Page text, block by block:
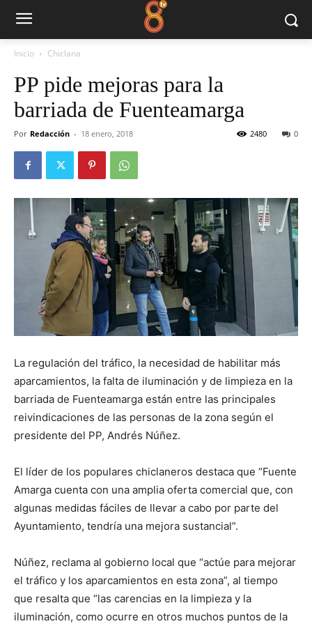
Inicio Chiclana
PP pide mejoras para la
barriada de Fuenteamarga
Por Redacción - 18 enero, 2018 0
2480
La regulación del tráfico, la necesidad de habilitar más
aparcamientos, la falta de iluminación y de limpieza en la
barriada de Fuenteamarga están entre las principales
reivindicaciones de las personas de la zona según el
presidente del PP, Andrés Núñez.
El líder de los populares chiclaneros destaca que “Fuente
Amarga cuenta con una amplia oferta comercial que, con
algunas medidas fáciles de llevar a cabo por parte del
Ayuntamiento, tendría una mejora sustancial”.
Núñez, reclama al gobierno local que “actúe para mejorar
el tráfico y los aparcamientos en esta zona”, al tiempo
que resalta que “las carencias en la limpieza y la
iluminación, como ocurre en otros muchos puntos de la